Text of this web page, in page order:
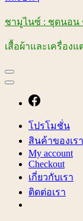
ชามูไนซ์ : ชุดนอน
เสื้อผ้าและเครื่อง
โปรโมชั่น
สินค้าของเรา
My account
Checkout
เกี่ยวกับเรา
ติดต่อเรา